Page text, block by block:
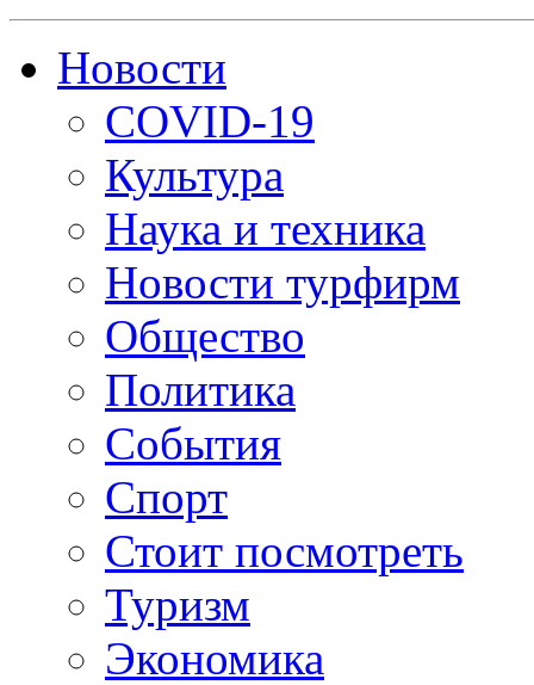
Новости
COVID-19
Культура
Наука и техника
Новости турфирм
Общество
Политика
События
Спорт
Стоит посмотреть
Туризм
Экономика